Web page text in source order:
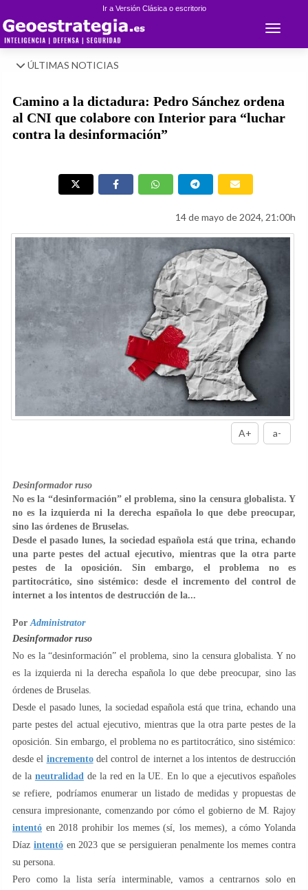
Ir a Versión Clásica o escritorio
Toggle
ÚLTIMAS NOTICIAS
Camino a la dictadura: Pedro Sánchez ordena
al CNI que colabore con Interior para “luchar
contra la desinformación”
14 de mayo de 2024, 21:00h
A+ a-
Desinformador ruso
No es la “desinformación” el problema, sino la censura globalista. Y
no es la izquierda ni la derecha española lo que debe preocupar,
sino las órdenes de Bruselas.
Desde el pasado lunes, la sociedad española está que trina, echando
una parte pestes del actual ejecutivo, mientras que la otra parte
pestes de la oposición. Sin embargo, el problema no es
partitocrático, sino sistémico: desde el incremento del control de
internet a los intentos de destrucción de la...
Por Administrator
Desinformador ruso
No es la “desinformación” el problema, sino la censura globalista. Y no
es la izquierda ni la derecha española lo que debe preocupar, sino las
órdenes de Bruselas.
Desde el pasado lunes, la sociedad española está que trina, echando una
parte pestes del actual ejecutivo, mientras que la otra parte pestes de la
oposición. Sin embargo, el problema no es partitocrático, sino sistémico:
desde el incrementodel control de internet a los intentos de destrucción
de la neutralidad de la red en la UE. En lo que a ejecutivos españoles
se refiere, podríamos enumerar un listado de medidas y propuestas de
censura impresionante, comenzando por cómo el gobierno de M. Rajoy
intentó en 2018 prohibir los memes (sí, los memes), a cómo Yolanda
Díaz intentóen 2023 que se persiguieran penalmente los memes contra
su persona.
Pero como la lista sería interminable, vamos a centrarnos solo en